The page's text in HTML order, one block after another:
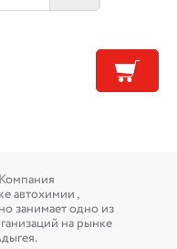
автохимии ,
занимает одно из
на рынке